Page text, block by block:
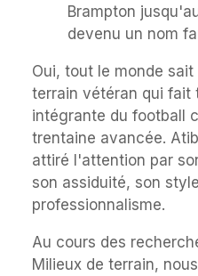
Brampton
devenu un nom
Oui, tout le monde
terrain vétéran qui fait
intégrante du football
trentaine avancée.
attiré l'attention par
son assiduité, son
professionnalisme.
Au cours des
Milieux de terrain,